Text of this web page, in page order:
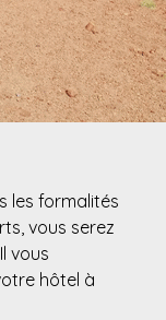
les formalités
vous serez
vous
hôtel à